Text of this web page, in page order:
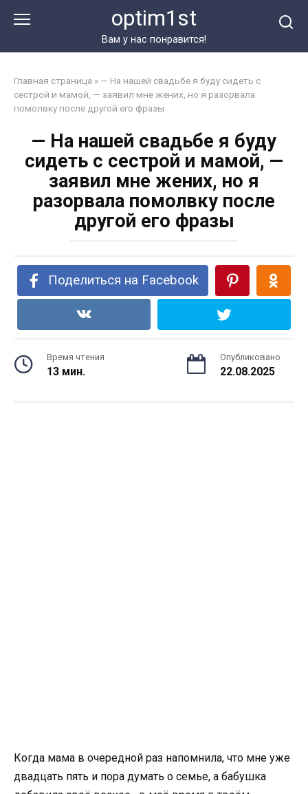
optim1st
Вам у нас понравится!
Главная страница » — На нашей свадьбе я буду сидеть с
сестрой и мамой, — заявил мне жених, но я разорвала
помолвку после другой его фразы
— На нашей свадьбе я буду
сидеть с сестрой и мамой, —
заявил мне жених, но я
разорвала помолвку после
другой его фразы
Поделиться на Facebook
Время чтения
13 мин.
Опубликовано
22.08.2025
Когда мама в очередной раз напомнила, что мне уже
двадцать пять и пора думать о семье, а бабушка